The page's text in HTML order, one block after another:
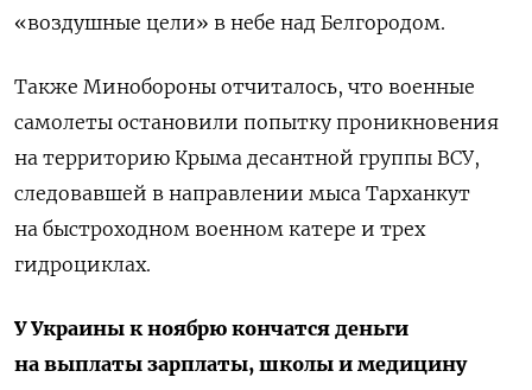
«воздушные цели» в небе над Белгородом.
Также Минобороны отчиталось, что военные
самолеты остановили попытку проникновения
на территорию Крыма десантной группы ВСУ,
следовавшей в направлении мыса Тарханкут
на быстроходном военном катере и трех
гидроциклах.
У Украины к ноябрю кончатся деньги
на выплаты зарплаты, школы и медицину